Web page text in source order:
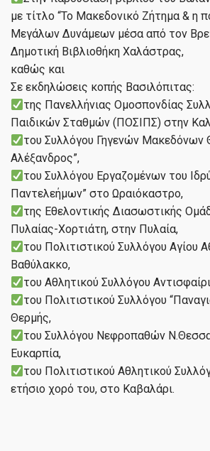
με τίτλο “Το Μακεδονικό Ζήτημα & η
Μεγάλων Δυνάμεων μέσα από τον
Δημοτική Βιβλιοθήκη Χαλάστρας,
καθώς και
Σε εκδηλώσεις κοπής Βασιλόπιτας:
της Πανελλήνιας Ομοσπονδίας
Παιδικών Σταθμών (ΠΟΣΙΠΣ) στην
του Συλλόγου Γηγενών Μακεδόνων
Αλέξανδρος”,
του Συλλόγου Εργαζομένων του
Παντελεήμων” στο Ωραιόκαστρο,
της Εθελοντικής Διασωστικής
Πυλαίας-Χορτιάτη, στην Πυλαία,
του Πολιτιστικού Συλλόγου Αγίου
Βαθύλακκο,
του Αθλητικού Συλλόγου
του Πολιτιστικού Συλλόγου
Θερμής,
του Συλλόγου Νεφροπαθών
Ευκαρπία,
του Πολιτιστικού Αθλητικού
ετήσιο χορό του, στο Καβαλάρι.